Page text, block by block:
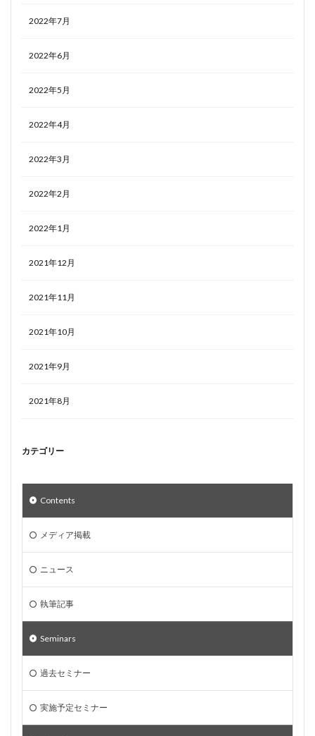
2022年7月
2022年6月
2022年5月
2022年4月
2022年3月
2022年2月
2022年1月
2021年12月
2021年11月
2021年10月
2021年9月
2021年8月
カテゴリー
Contents
メディア掲載
ニュース
執筆記事
Seminars
過去セミナー
実施予定セミナー